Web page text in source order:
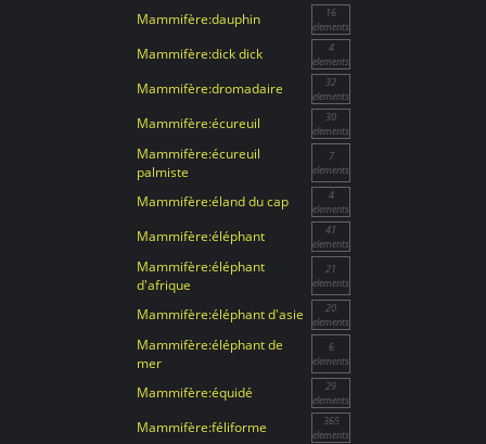
Mammifère:dauphin
16
elements
Mammifère:dick dick
4
elements
Mammifère:dromadaire
32
elements
Mammifère:écureuil
30
elements
Mammifère:écureuil
palmiste
7
elements
Mammifère:éland du cap
4
elements
Mammifère:éléphant
41
elements
Mammifère:éléphant
d'afrique
21
elements
Mammifère:éléphant d'asie
20
elements
Mammifère:éléphant de
mer
6
elements
Mammifère:équidé
29
elements
Mammifère:féliforme
365
elements